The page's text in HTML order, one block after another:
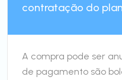
contratação do
A compra pode ser
de pagamento são